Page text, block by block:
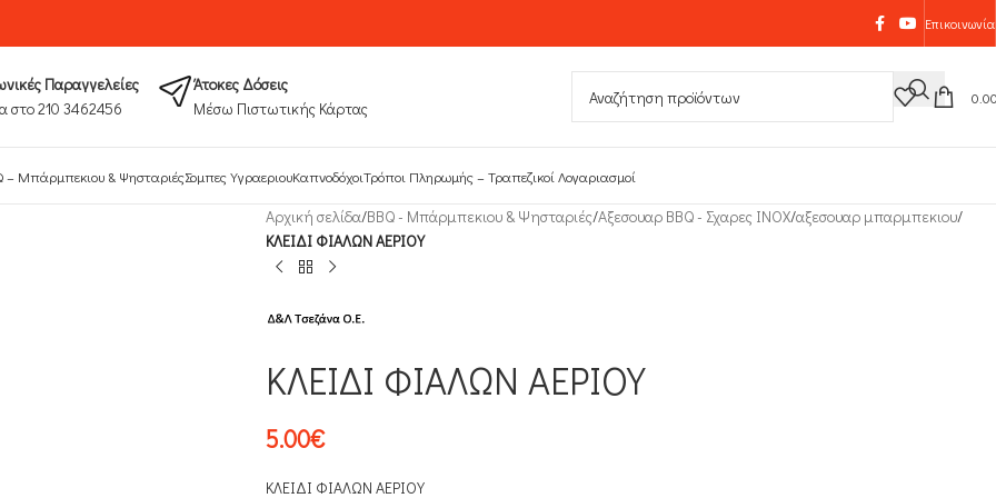
Επικοινωνία
Παραγγελείες
στο 210 3462456
Άτοκες Δόσεις
Μέσω Πιστωτικής Κάρτας
– Μπάρμπεκιου & ΨησταριέςΣομπες ΥγραεριουΚαπνοδόχοιΤρόποι Πληρωμής​ – Τραπεζικοί Λογαριασμοί
Αρχική σελίδα/ΒΒQ - Μπάρμπεκιου & Ψησταριές/Αξεσουαρ BBQ - Σχαρες INOX/αξεσουαρ μπαρμπεκιου/
ΚΛΕΙΔΙ ΦΙΑΛΩΝ ΑΕΡΙΟΥ
ΚΛΕΙΔΙ ΦΙΑΛΩΝ ΑΕΡΙΟΥ
5.00€
ΚΛΕΙΔΙ ΦΙΑΛΩΝ ΑΕΡΙΟΥ